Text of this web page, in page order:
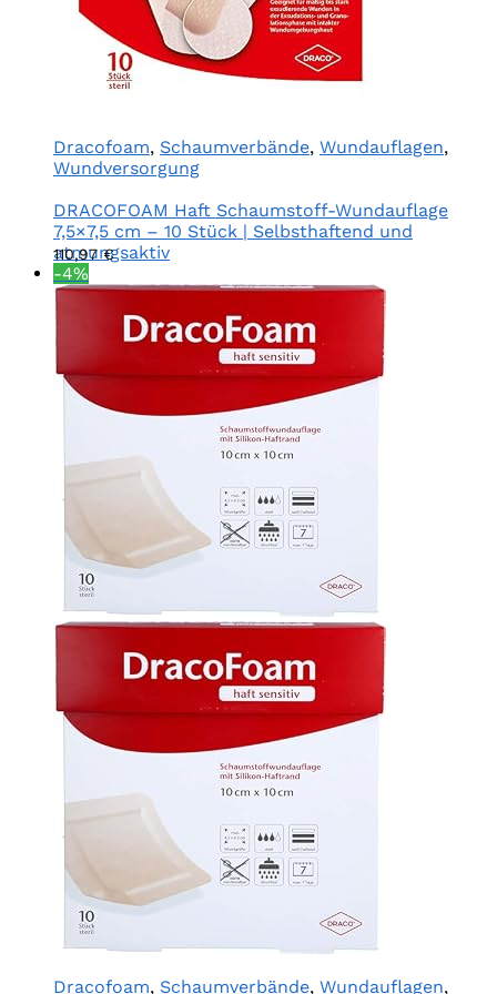
Dracofoam, Schaumverbände, Wundauflagen,
Wundversorgung
DRACOFOAM Haft Schaumstoff-Wundauflage
7,5×7,5 cm – 10 Stück | Selbsthaftend und
atmungsaktiv
110,97€
-4%
Dracofoam, Schaumverbände, Wundauflagen,